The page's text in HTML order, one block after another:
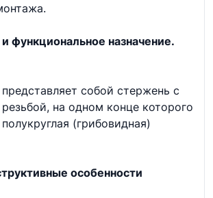
функциональное назначение.
собой стержень с
на одном конце которого
(грибовидная)
особенности